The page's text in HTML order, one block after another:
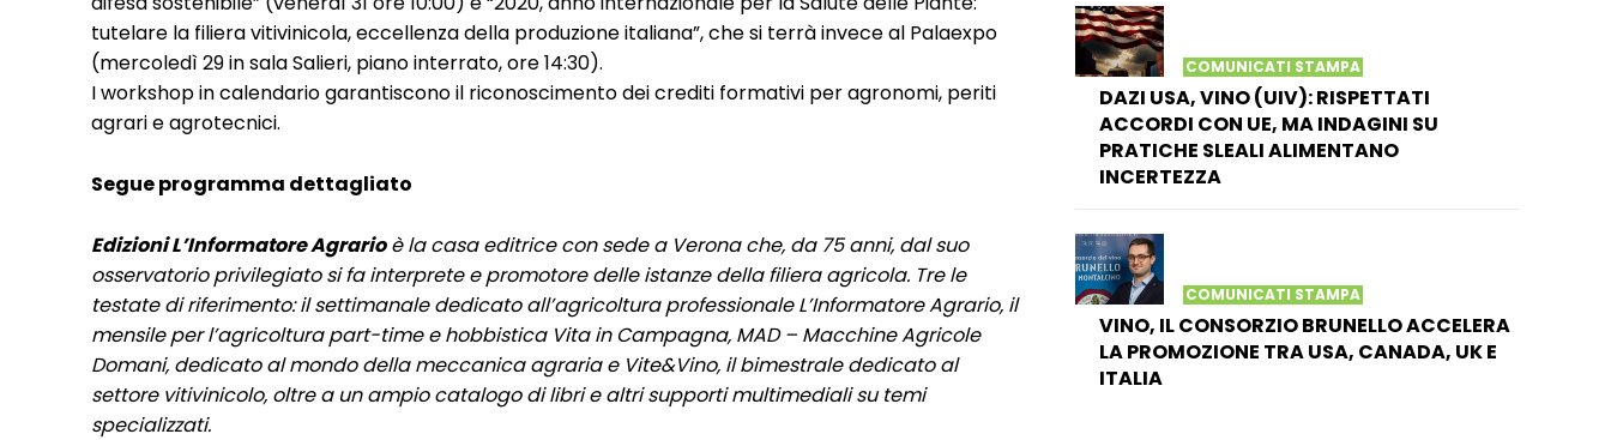
tutelare la filiera vitivinicola, eccellenza della produzione italiana”, che si terrà invece al Palaexpo
(mercoledì 29 in sala Salieri, piano interrato, ore 14:30).
I workshop in calendario garantiscono il riconoscimento dei crediti formativi per agronomi, periti
agrari e agrotecnici.
Segue programma dettagliato
Edizioni L’Informatore Agrarioè la casa editrice con sede a Verona che, da 75 anni, dal suo
osservatorio privilegiato si fa interprete e promotore delle istanze della filiera agricola. Tre le
testate di riferimento: il settimanale dedicato all’agricoltura professionale L’Informatore Agrario, il
mensile per l’agricoltura part-time e hobbistica Vita in Campagna, MAD – Macchine Agricole
Domani, dedicato al mondo della meccanica agraria e Vite&Vino, il bimestrale dedicato al
settore vitivinicolo, oltre a un ampio catalogo di libri e altri supporti multimediali su temi
specializzati.
COMUNICATI STAMPA
DAZI USA, VINO (UIV): RISPETTATI
ACCORDI CON UE, MA INDAGINI SU
PRATICHE SLEALI ALIMENTANO
INCERTEZZA
COMUNICATI STAMPA
VINO, IL CONSORZIO BRUNELLO ACCELERA
LA PROMOZIONE TRA USA, CANADA, UK E
ITALIA